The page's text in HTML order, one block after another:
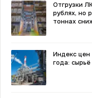
Отгрузки
рублях, но
тоннах
Индекс
года: